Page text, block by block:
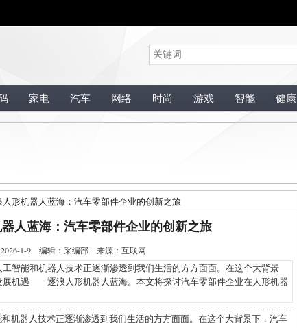
家电 汽车 网络 时尚 游戏 智能 健康
人形机器人蓝海：汽车零部件企业的创新之旅
人蓝海：汽车零部件企业的创新之旅
2026-1-9 编辑：采编部 来源：互联网
能和机器人技术正逐渐渗透到我们生活的方方面面。在这个大背景
机遇——逐浪人形机器人蓝海。本文将探讨汽车零部件企业在人形机器
机器人技术正逐渐渗透到我们生活的方方面面。在这个大背景下，汽车